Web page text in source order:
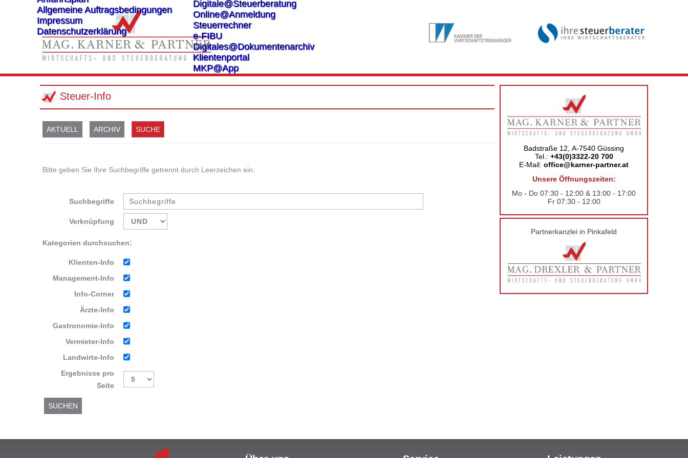
Allgemeine Auftragsbedingungen
Impressum
Datenschutzerklärung
Digitale@Steuerberatung
Online@Anmeldung
Steuerrechner
e-FIBU
Digitales@Dokumentenarchiv
Klientenportal
MKP@App
Steuer-Info
AKTUELL ARCHIV SUCHE
Bitte geben Sie Ihre Suchbegriffe getrennt durch Leerzeichen ein:
Suchbegriffe
Verknüpfung
Kategorien durchsuchen:
Klienten-Info
Management-Info
Info-Corner
Ärzte-Info
Gastronomie-Info
Vermieter-Info
Landwirte-Info
Ergebnisse pro
Seite
Badstraße 12, A-7540 Güssing
Tel.: +43(0)3322-20 700
E-Mail: office@karner-partner.at
Unsere Öffnungszeiten:
Mo - Do 07:30 - 12:00 & 13:00 - 17:00
Fr 07:30 - 12:00
Partnerkanzlei in Pinkafeld